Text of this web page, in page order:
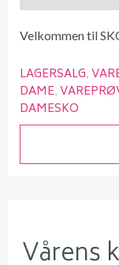
Velkommen til
LAGERSALG
DAME
DAMESKO
Vårens